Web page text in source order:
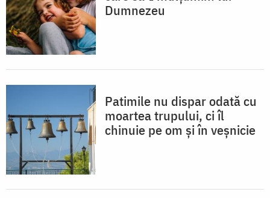
Dumnezeu
Patimile nu dispar odată cu
moartea trupului, ci îl
chinuie pe om și în veșnicie